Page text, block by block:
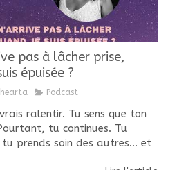
pas à lâcher prise,
épuisée ?
Podcast
ralentir. Tu sens que ton
tu continues. Tu
prends soin des autres... et